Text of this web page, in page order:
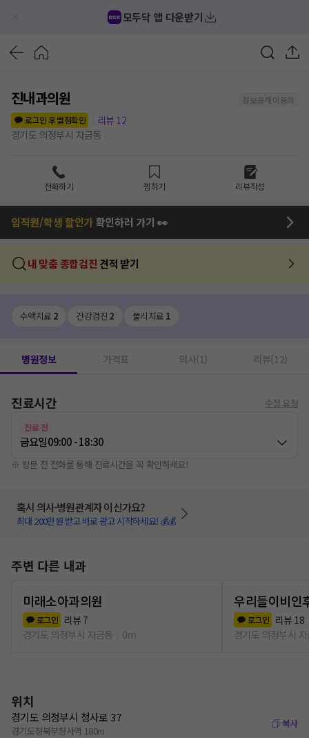
모두닥 앱 다운받기
진내과의원
정보공개 미동의
로그인 후 별점확인
리뷰 12
경기도 의정부시 자금동
전화하기 찜하기 리뷰작성
임직원/학생 할인가확인하러 가기 👀
내 맞춤 종합검진 견적 받기
수액치료 2 건강검진 2 물리치료 1
병원정보 가격표 의사(1) 리뷰(12)
진료시간 수정 요청
진료 전
금요일09:00 - 18:30
※ 방문 전 전화를 통해 진료시간을 꼭 확인하세요!
혹시 의사·병원관계자 이신가요?
최대 200만원 받고 바로 광고 시작하세요! 💰💰
주변 다른 내과
미래소아과의원
로그인 리뷰 7
경기도 의정부시 자금동
0m
우리들이비인
로그인 리뷰 18
경기도 의정부시
위치
경기도 의정부시 청사로 37
경기도청북부청사역 180m
복사